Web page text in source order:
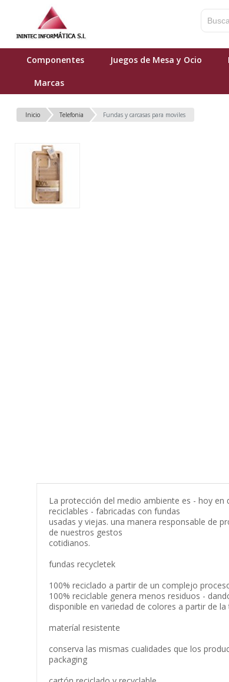
Componentes Juegos de Mesa y Ocio
Marcas
Inicio Telefonia Fundas y carcasas para moviles
La protección del medio ambiente es - hoy
reciclables - fabricadas con fundas
usadas y viejas. una manera responsable de
de nuestros gestos
cotidianos.
fundas recycletek
100% reciclado a partir de un complejo
100% reciclable genera menos residuos -
disponible en variedad de colores a partir de
materíal resistente
conserva las mismas cualidades que los
packaging